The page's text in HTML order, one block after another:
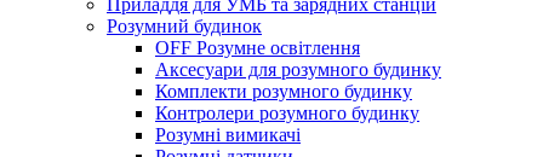
Приладдя для УМБ та зарядних станцій
Розумний будинок
OFF Розумне освітлення
Аксесуари для розумного будинку
Комплекти розумного будинку
Контролери розумного будинку
Розумні вимикачі